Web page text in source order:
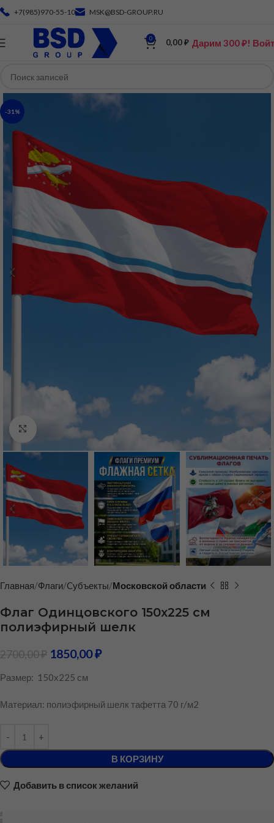
+7(985)970-55-10 MSK@BSD-GROUP.RU
0 0,00₽ Дарим 300 ₽!
-31%
Нажмите, чтобы увеличить
Главная Флаги Cубъекты Московской области
Флаг Одинцовского 150х225 см
полиэфирный шелк
2700,00₽ 1850,00₽
Размер: 150х225 см
Материал: полиэфирный шелк тафетта 70 г/м2
В КОРЗИНУ
Добавить в список желаний